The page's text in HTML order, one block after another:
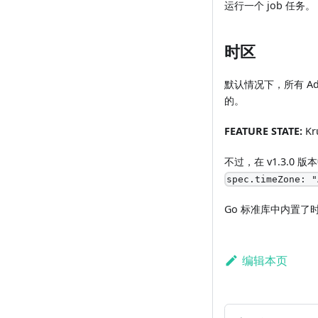
运行一个 job 任务。
时区
默认情况下，所有
的。
FEATURE STATE:
不过，在 v1.3.0 版
spec.timeZone:
Go 标准库中内置了
编辑本页